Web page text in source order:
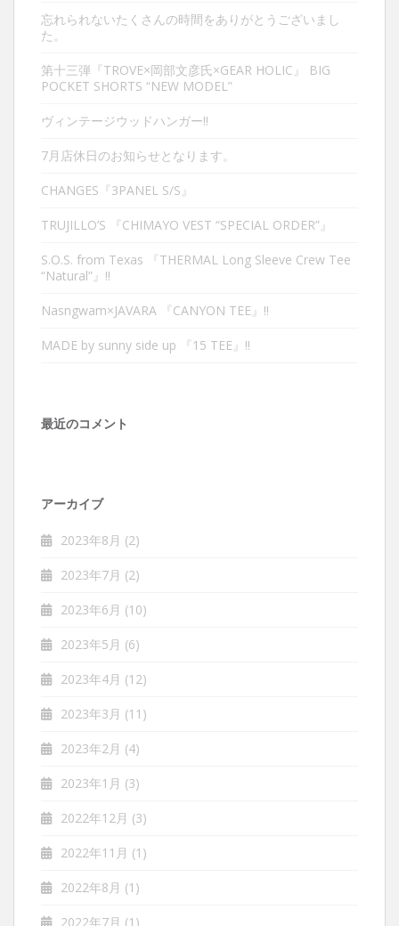
忘れられないたくさんの時間をありがとうございまし
た。
第十三弾『TROVE×岡部文彦氏×GEAR HOLIC』 BIG
POCKET SHORTS “NEW MODEL”
ヴィンテージウッドハンガー‼︎
7月店休日のお知らせとなります。
CHANGES『3PANEL S/S』
TRUJILLO’S 『CHIMAYO VEST “SPECIAL ORDER”』
S.O.S. from Texas 『THERMAL Long Sleeve Crew Tee
“Natural”』‼︎
Nasngwam×JAVARA 『CANYON TEE』‼︎
MADE by sunny side up 『15 TEE』‼︎
最近のコメント
アーカイブ
2023年8月 (2)
2023年7月 (2)
2023年6月 (10)
2023年5月 (6)
2023年4月 (12)
2023年3月 (11)
2023年2月 (4)
2023年1月 (3)
2022年12月 (3)
2022年11月 (1)
2022年8月 (1)
2022年7月 (1)